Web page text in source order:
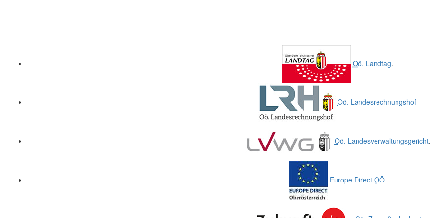
Oö. Landtag.
Oö. Landesrechnungshof.
Oö. Landesverwaltungsgericht.
Europe Direct OÖ.